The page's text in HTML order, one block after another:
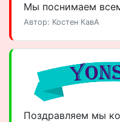
Мы поснимаем
Автор: Костен КавА
Поздравляем мы